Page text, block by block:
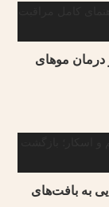
درمان موهای
به بافت‌های